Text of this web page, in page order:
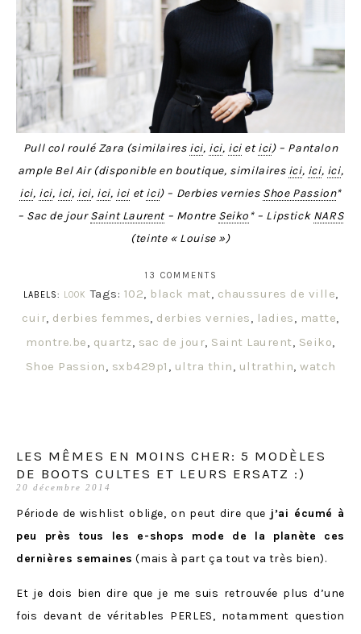
Pull col roulé Zara (similaires ici, ici, icietici) – Pantalon
ample Bel Air (disponible en boutique, similaires ici, ici, ici,
ici, ici, ici, ici, ici, icietici) – Derbies vernies Shoe Passion*
– Sac de jourSaint Laurent– Montre Seiko * – Lipstick NARS
(teinte « Louise »)
13 COMMENTS
LABELS: LOOK Tags: 102, black mat, chaussures de ville,
cuir, derbies femmes, derbies vernies, ladies, matte,
montre.be, quartz, sac de jour, Saint Laurent, Seiko,
Shoe Passion, sxb429p1 , ultra thin, ultrathin, watch
LES MÊMES EN MOINS CHER: 5 MODÈLES
DE BOOTS CULTES ET LEURS ERSATZ :)
20 décembre 2014
Période de wishlist oblige, on peut dire que j’ai écumé à
peu près tous les e-shops mode de la planète ces
dernières semaines (mais à part ça tout va très bien).
Et je dois bien dire que je me suis retrouvée plus d’une
fois devant de véritables PERLES, notamment question